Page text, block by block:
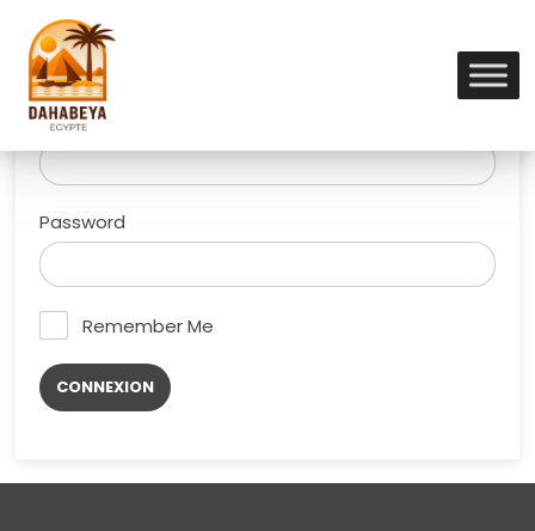
Vous n’avez pas encore de compte ?
compte
Reset it here.
Username
Password
Remember Me